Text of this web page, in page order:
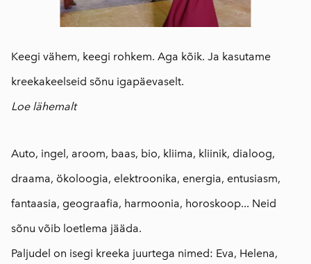
Keegi vähem, keegi rohkem. Aga kõik. Ja kasutame
kreekakeelseid sõnu igapäevaselt.
Loe lähemalt
Auto, ingel, aroom, baas, bio, kliima, kliinik, dialoog,
draama, ökoloogia, elektroonika, energia, entusiasm,
fantaasia, geograafia, harmoonia, horoskoop... Neid
sõnu võib loetlema jääda.
Paljudel on isegi kreeka juurtega nimed: Eva, Helena,